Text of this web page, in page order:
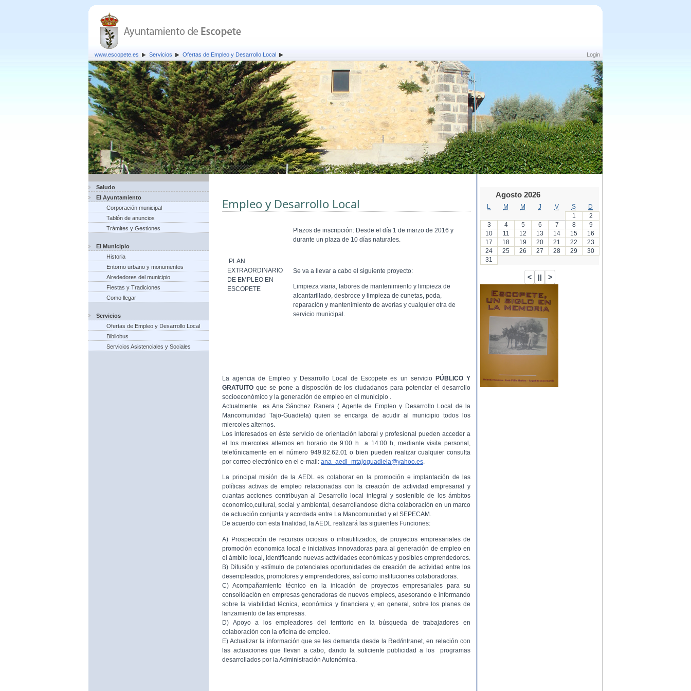
Login
www.escopete.es Servicios Ofertas de Empleo y Desarrollo Local
Saludo
El Ayuntamiento
Corporación municipal
Tablón de anuncios
Trámites y Gestiones
El Municipio
Historia
Entorno urbano y monumentos
Alrededores del municipio
Fiestas y Tradiciones
Como llegar
Servicios
Ofertas de Empleo y Desarrollo Local
Bibliobus
Servicios Asistenciales y Sociales
Empleo y Desarrollo Local
PLAN
EXTRAORDINARIO
DE EMPLEO EN
ESCOPETE
Plazos de inscripción: Desde el día 1 de marzo de 2016 y
durante un plaza de 10 días naturales.
Se va a llevar a cabo el siguiente proyecto:
Limpieza viaria, labores de mantenimiento y limpieza de
alcantarillado, desbroce y limpieza de cunetas, poda,
reparación y mantenimiento de averías y cualquier otra de
servicio municipal.
La agencia de Empleo y Desarrollo Local de Escopete es un servicio PÚBLICO Y
GRATUITO que se pone a disposción de los ciudadanos para potenciar el desarrollo
socioeconómico y la generación de empleo en el municipio .
Actualmente es Ana Sánchez Ranera ( Agente de Empleo y Desarrollo Local de la
Mancomunidad Tajo-Guadiela) quien se encarga de acudir al municipio todos los
miercoles alternos.
Los interesados en éste servicio de orientación laboral y profesional pueden acceder a
el los miercoles alternos en horario de 9:00 h a 14:00 h, mediante visita personal,
telefónicamente en el número 949.82.62.01 o bien pueden realizar cualquier consulta
por correo electrónico en el e-mail: ana_aedl_mtajoguadiela@yahoo.es.
La principal misión de la AEDL es colaborar en la promoción e implantación de las
políticas activas de empleo relacionadas con la creación de actividad empresarial y
cuantas acciones contribuyan al Desarrollo local integral y sostenible de los ámbitos
economico,cultural, social y ambiental, desarrollandose dicha colaboración en un marco
de actuación conjunta y acordada entre La Mancomunidad y el SEPECAM.
De acuerdo con esta finalidad, la AEDL realizará las siguientes Funciones:
A) Prospección de recursos ociosos o infrautilizados, de proyectos empresariales de
promoción economica local e iniciativas innovadoras para al generación de empleo en
el ámbito local, identificando nuevas actividades económicas y posibles emprendedores.
B) Difusión y estímulo de potenciales oportunidades de creación de actividad entre los
desempleados, promotores y emprendedores, así como instituciones colaboradoras.
C) Acompañamiento técnico en la inicación de proyectos empresariales para su
consolidación en empresas generadoras de nuevos empleos, asesorando e informando
sobre la viabilidad técnica, económica y financiera y, en general, sobre los planes de
lanzamiento de las empresas.
D) Apoyo a los empleadores del territorio en la búsqueda de trabajadores en
colaboración con la oficina de empleo.
E) Actualizar la información que se les demanda desde la Red/intranet, en relación con
las actuaciones que llevan a cabo, dando la suficiente publicidad a los programas
desarrollados por la Administración Autonómica.
Agosto 2026
M M J V S
D
1
2
3
4 5 6 7 8
9
10
11 12 13 14 15
16
17
18 19 20 21 22
23
24
25 26 27 28 29
30
31